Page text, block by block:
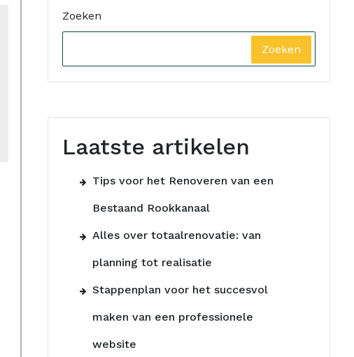
Zoeken
Zoeken
Laatste artikelen
Tips voor het Renoveren van een
Bestaand Rookkanaal
Alles over totaalrenovatie: van
planning tot realisatie
Stappenplan voor het succesvol
maken van een professionele
website